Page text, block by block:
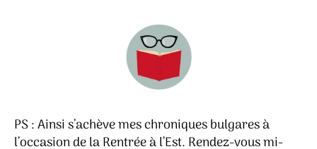
PS : Ainsi s’achève mes chroniques bulgares à
l’occasion de la Rentrée à l’Est. Rendez-vous mi-